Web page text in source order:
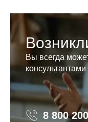
Вы всегда
консультантами
8 800